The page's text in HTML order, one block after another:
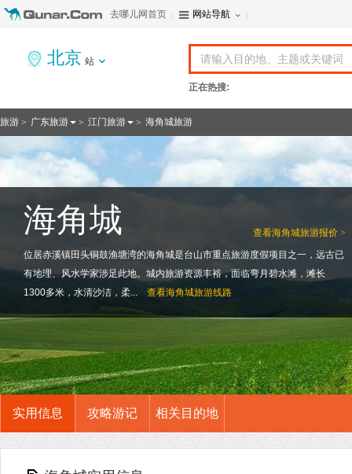
去哪儿网首页 网站导航
北京 站
正在热搜:
旅游 > 广东旅游 > 江门旅游 > 海角城旅游
查看海角城旅游报价 >
海角城
位居赤溪镇田头铜鼓渔塘湾的海角城是台山市重点旅游度假项目之一，远古已
有地理、风水学家涉足此地。城内旅游资源丰裕，面临弯月碧水滩，滩长
1300多米，水清沙洁，柔...
查看海角城旅游线路
实用信息 攻略游记 相关目的地